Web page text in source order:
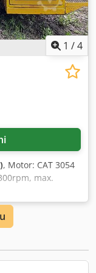
1 /4
, Motor: CAT 3054
max.
160l.
Cirkulacija:
18.4l/min,
h, Specifičan